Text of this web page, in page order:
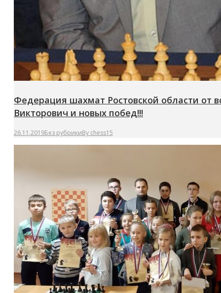
Федерация шахмат Ростовской области от
Викторович и новых побед!!!
26.11.2019Без рубрикиBy chess15